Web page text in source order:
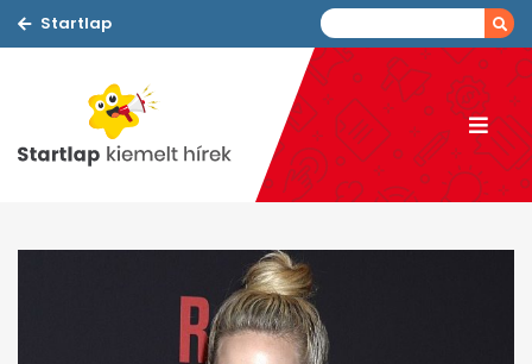
Startlap